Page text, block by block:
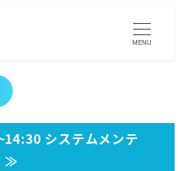
MENU
システムメンテ
≫